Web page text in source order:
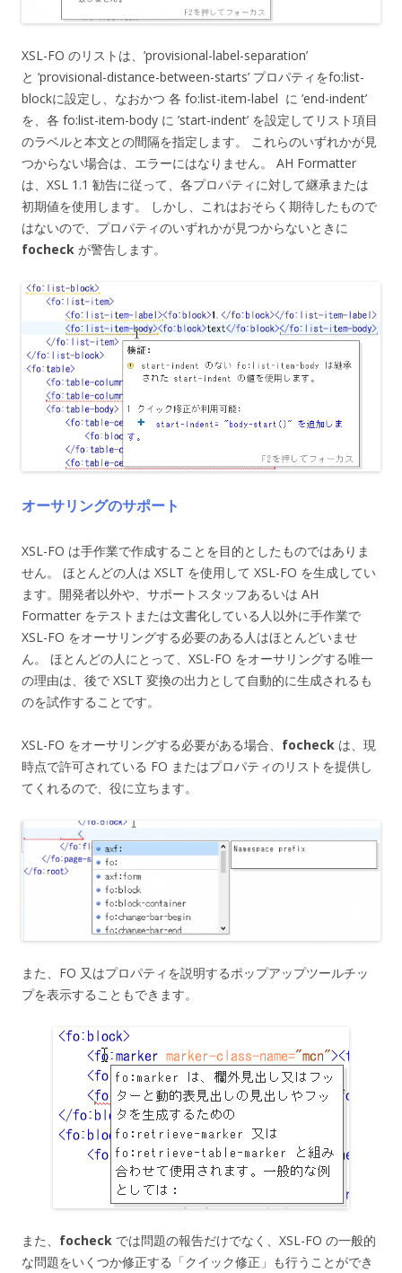
XSL-FO のリストは、’provisional-label-separation’
と ‘provisional-distance-between-starts’ プロパティをfo:list-
blockに設定し、なおかつ 各 fo:list-item-label に ’end-indent’
を、各 fo:list-item-body に ’start-indent’ を設定してリスト項目
のラベルと本文との間隔を指定します。 これらのいずれかが見
つからない場合は、エラーにはなりません。 AH Formatter
は、XSL 1.1 勧告に従って、各プロパティに対して継承または
初期値を使用します。 しかし、これはおそらく期待したもので
はないので、プロパティのいずれかが見つからないときに
focheck が警告します。
オーサリングのサポート
XSL-FO は手作業で作成することを目的としたものではありま
せん。 ほとんどの人は XSLT を使用して XSL-FO を生成してい
ます。開発者以外や、サポートスタッフあるいは AH
Formatter をテストまたは文書化している人以外に手作業で
XSL-FO をオーサリングする必要のある人はほとんどいませ
ん。 ほとんどの人にとって、XSL-FO をオーサリングする唯一
の理由は、後で XSLT 変換の出力として自動的に生成されるも
のを試作することです。
XSL-FO をオーサリングする必要がある場合、 focheck は、現
時点で許可されている FO またはプロパティのリストを提供し
てくれるので、役に立ちます。
また、FO 又はプロパティを説明するポップアップツールチッ
プを表示することもできます。
また、 focheck では問題の報告だけでなく、XSL-FO の一般的
な問題をいくつか修正する「クイック修正」も行うことができ